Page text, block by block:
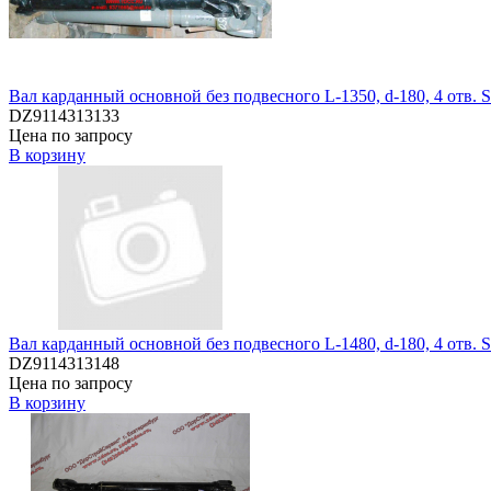
Вал карданный основной без подвесного L-1350, d-180, 4 отв.
DZ9114313133
Цена по запросу
В корзину
Вал карданный основной без подвесного L-1480, d-180, 4 отв.
DZ9114313148
Цена по запросу
В корзину